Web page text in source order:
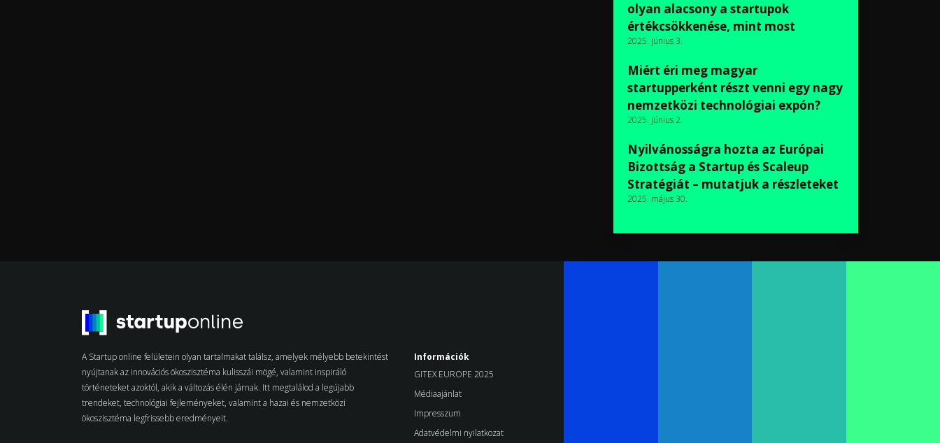
olyan alacsony a startupok
értékcsökkenése, mint most
2025. június 3.
Miért éri meg magyar
startupperként részt venni egy nagy
nemzetközi technológiai expón?
2025. június 2.
Nyilvánosságra hozta az Európai
Bizottság a Startup és Scaleup
Stratégiát – mutatjuk a részleteket
2025. május 30.
A Startup online felületein olyan tartalmakat találsz, amelyek mélyebb betekintést
nyújtanak az innovációs ökoszisztéma kulisszái mögé, valamint inspiráló
történeteket azoktól, akik a változás élén járnak. Itt megtalálod a legújabb
trendeket, technológiai fejleményeket, valamint a hazai és nemzetközi
ökoszisztéma legfrissebb eredményeit.
Információk
GITEX EUROPE 2025
Médiaajánlat
Impresszum
Adatvédelmi nyilatkozat